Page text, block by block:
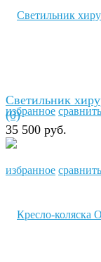
избранное сравнить
избранное сравнить
Светильник
(0)
35 500 руб.